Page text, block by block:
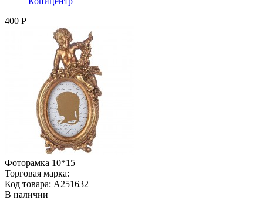
400 Р
Фоторамка 10*15
Торговая марка:
Код товара: A251632
В наличии